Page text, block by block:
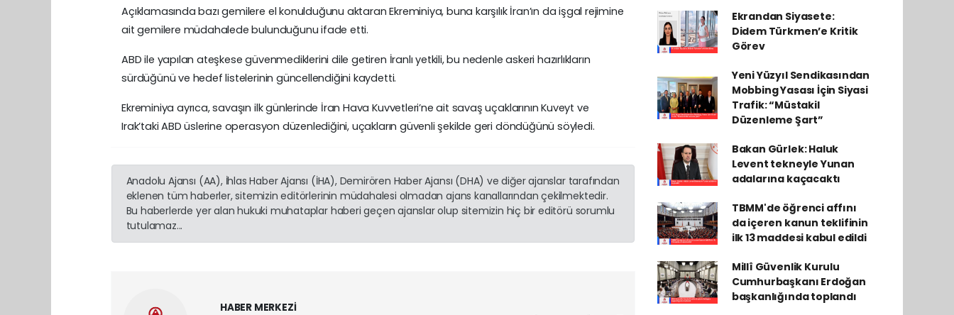
Açıklamasında bazı gemilere el konulduğunu aktaran Ekreminiya, buna karşılık İran’ın da işgal rejimine
ait gemilere müdahalede bulunduğunu ifade etti.
ABD ile yapılan ateşkese güvenmediklerini dile getiren İranlı yetkili, bu nedenle askeri hazırlıkların
sürdüğünü ve hedef listelerinin güncellendiğini kaydetti.
Ekreminiya ayrıca, savaşın ilk günlerinde İran Hava Kuvvetleri’ne ait savaş uçaklarının Kuveyt ve
Irak’taki ABD üslerine operasyon düzenlediğini, uçakların güvenli şekilde geri döndüğünü söyledi.
Anadolu Ajansı (AA), İhlas Haber Ajansı (İHA), Demirören Haber Ajansı (DHA) ve diğer ajanslar tarafından
eklenen tüm haberler, sitemizin editörlerinin müdahalesi olmadan ajans kanallarından çekilmektedir.
Bu haberlerde yer alan hukuki muhataplar haberi geçen ajanslar olup sitemizin hiç bir editörü sorumlu
tutulamaz...
HABER MERKEZİ
Ekrandan Siyasete:
Didem Türkmen’e Kritik
Görev
Yeni Yüzyıl Sendikasından
Mobbing Yasası İçin Siyasi
Trafik: “Müstakil
Düzenleme Şart”
Bakan Gürlek: Haluk
Levent tekneyle Yunan
adalarına kaçacaktı
TBMM'de öğrenci affını
da içeren kanun teklifinin
ilk 13 maddesi kabul edildi
Millî Güvenlik Kurulu
Cumhurbaşkanı Erdoğan
başkanlığında toplandı